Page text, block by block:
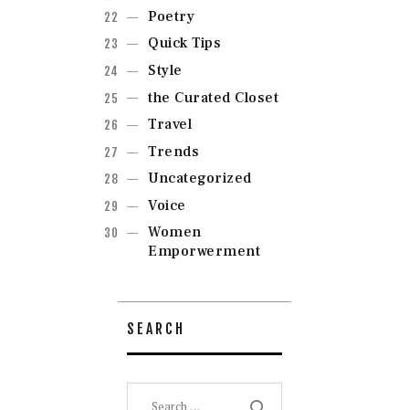
Poetry
Quick Tips
Style
the Curated Closet
Travel
Trends
Uncategorized
Voice
Women
Emporwerment
SEARCH